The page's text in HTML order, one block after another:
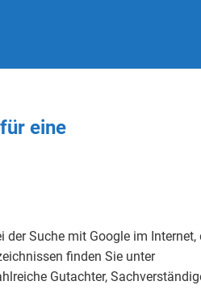
für eine
der Suche mit Google im Internet,
finden Sie unter
Gutachter,